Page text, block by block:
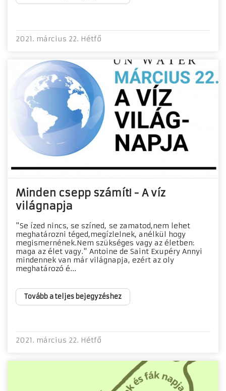
2021. március 22. Hétfő
Minden csepp számít! - A víz
világnapja
"Se ízed nincs, se színed, se zamatod,nem lehet
meghatározni téged,megízlelnek, anélkül hogy
megismernének.Nem szükséges vagy az életben:
maga az élet vagy." Antoine de Saint Exupéry Annyi
mindennek van már világnapja, ezért az oly
meghatározó é...
Tovább a teljes bejegyzéshez
2021. március 22. Hétfő